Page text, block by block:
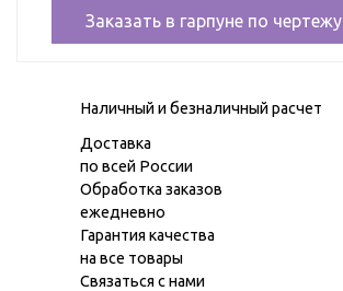
Заказать в гарпуне по чертежу
Наличный и безналичный расчет
Доставка
по всей России
Обработка заказов
ежедневно
Гарантия качества
на все товары
Связаться с нами